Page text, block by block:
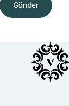
Gönder